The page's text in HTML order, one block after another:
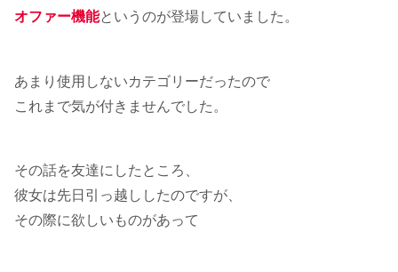
オファー機能というのが登場していました。
あまり使用しないカテゴリーだったので
これまで気が付きませんでした。
その話を友達にしたところ、
彼女は先日引っ越ししたのですが、
その際に欲しいものがあって